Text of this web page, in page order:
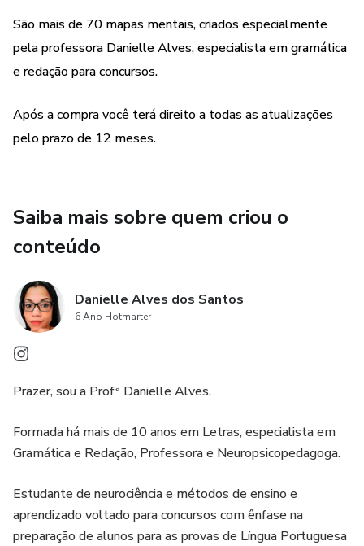
Português - todos os cargos
Saúde pública (para saúde)
Disciplina específica de cada área (da saúde)
Conhecimentos pedagógicos (para educação)
São mais de 70 mapas mentais, criados especialmente
pela professora Danielle Alves, especialista em gramática
e redação para concursos.
Após a compra você terá direito a todas as atualizações
pelo prazo de 12 meses.
Saiba mais sobre quem criou o
conteúdo
Danielle Alves dos Santos
6 Ano Hotmarter
Prazer, sou a Profª Danielle Alves.
Formada há mais de 10 anos em Letras, especialista em
Gramática e Redação, Professora e Neuropsicopedagoga.
Estudante de neurociência e métodos de ensino e
aprendizado voltado para concursos com ênfase na
preparação de alunos para as provas de Língua Portuguesa